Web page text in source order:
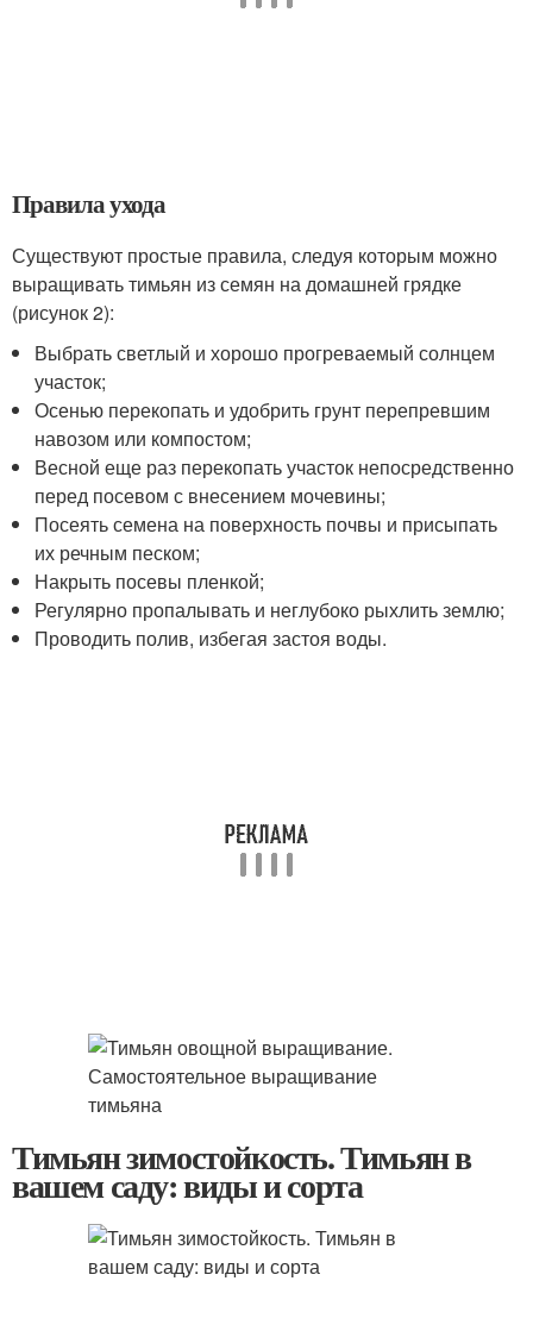
Правила ухода
Существуют простые правила, следуя которым можно
выращивать тимьян из семян на домашней грядке
(рисунок 2):
Выбрать светлый и хорошо прогреваемый солнцем
участок;
Осенью перекопать и удобрить грунт перепревшим
навозом или компостом;
Весной еще раз перекопать участок непосредственно
перед посевом с внесением мочевины;
Посеять семена на поверхность почвы и присыпать
их речным песком;
Накрыть посевы пленкой;
Регулярно пропалывать и неглубоко рыхлить землю;
Проводить полив, избегая застоя воды.
Тимьян зимостойкость. Тимьян в
вашем саду: виды и сорта